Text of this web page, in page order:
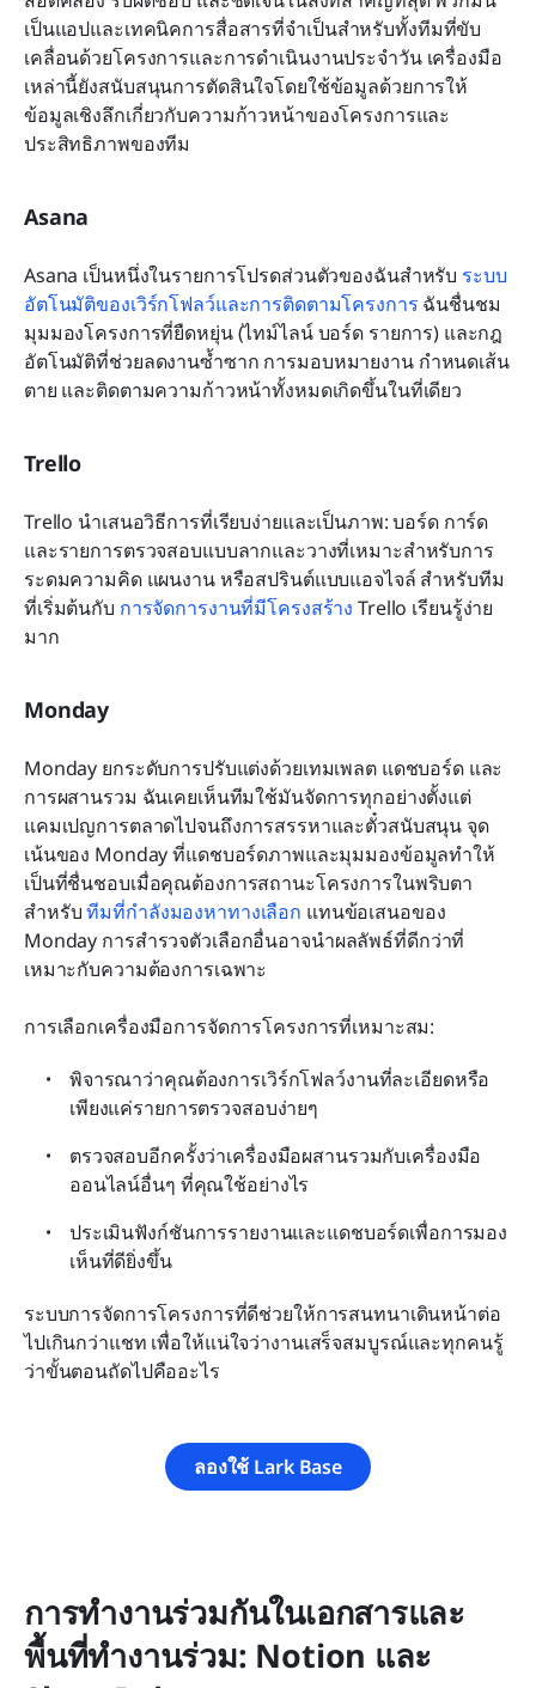
เป็นแอปและเทคนิคการสื่อสารที่จำเป็นสำหรับทั้งทีมที่ขับ
เคลื่อนด้วยโครงการและการดำเนินงานประจำวัน เครื่องมือ
เหล่านี้ยังสนับสนุนการตัดสินใจโดยใช้ข้อมูลด้วยการให้
ข้อมูลเชิงลึกเกี่ยวกับความก้าวหน้าของโครงการและ
ประสิทธิภาพของทีม
Asana
Asana เป็นหนึ่งในรายการโปรดส่วนตัวของฉันสำหรับ ระบบ
อัตโนมัติของเวิร์กโฟลว์และการติดตามโครงการ ฉันชื่นชม
มุมมองโครงการที่ยืดหยุ่น (ไทม์ไลน์ บอร์ด รายการ) และกฎ
อัตโนมัติที่ช่วยลดงานซ้ำซาก การมอบหมายงาน กำหนดเส้น
ตาย และติดตามความก้าวหน้าทั้งหมดเกิดขึ้นในที่เดียว
Trello
Trello นำเสนอวิธีการที่เรียบง่ายและเป็นภาพ: บอร์ด การ์ด
และรายการตรวจสอบแบบลากและวางที่เหมาะสำหรับการ
ระดมความคิด แผนงาน หรือสปรินต์แบบแอจไจล์ สำหรับทีม
ที่เริ่มต้นกับ การจัดการงานที่มีโครงสร้าง Trello เรียนรู้ง่าย
มาก
Monday
Monday ยกระดับการปรับแต่งด้วยเทมเพลต แดชบอร์ด และ
การผสานรวม ฉันเคยเห็นทีมใช้มันจัดการทุกอย่างตั้งแต่
แคมเปญการตลาดไปจนถึงการสรรหาและตั๋วสนับสนุน จุด
เน้นของ Monday ที่แดชบอร์ดภาพและมุมมองข้อมูลทำให้
เป็นที่ชื่นชอบเมื่อคุณต้องการสถานะโครงการในพริบตา
สำหรับ ทีมที่กำลังมองหาทางเลือก แทนข้อเสนอของ
Monday การสำรวจตัวเลือกอื่นอาจนำผลลัพธ์ที่ดีกว่าที่
เหมาะกับความต้องการเฉพาะ
การเลือกเครื่องมือการจัดการโครงการที่เหมาะสม:
พิจารณาว่าคุณต้องการเวิร์กโฟลว์งานที่ละเอียดหรือ
เพียงแค่รายการตรวจสอบง่ายๆ
ตรวจสอบอีกครั้งว่าเครื่องมือผสานรวมกับเครื่องมือ
ออนไลน์อื่นๆ ที่คุณใช้อย่างไร
ประเมินฟังก์ชันการรายงานและแดชบอร์ดเพื่อการมอง
เห็นที่ดียิ่งขึ้น
ระบบการจัดการโครงการที่ดีช่วยให้การสนทนาเดินหน้าต่อ
ไปเกินกว่าแชท เพื่อให้แน่ใจว่างานเสร็จสมบูรณ์และทุกคนรู้
ว่าขั้นตอนถัดไปคืออะไร
ลองใช้ Lark Base
การทำงานร่วมกันในเอกสารและ
พื้นที่ทำงานร่วม: Notion และ